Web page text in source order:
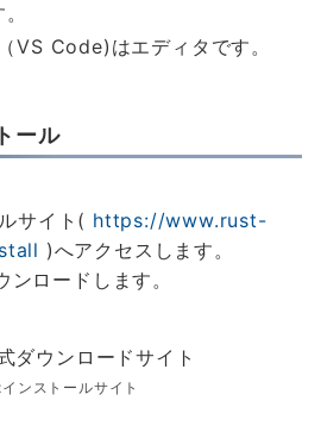
Code)はエディタです。
ール
サイト( https://www.rust-
)へアクセスします。
ロードします。
ンストールサイト